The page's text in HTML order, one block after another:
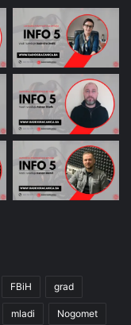
FBiH grad
mladi Nogomet